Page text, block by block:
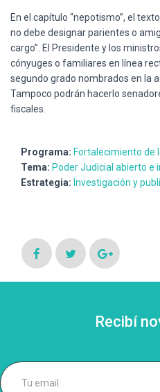
En el capítulo “nepotismo”, el
no debe designar parientes o
cargo”. El Presidente y los
cónyuges o familiares en línea
segundo grado nombrados en la
Tampoco podrán hacerlo
fiscales.
Programa: Fortalecimiento de
Tema: Poder Judicial abierto e
Estrategia: Investigación y
Recibí